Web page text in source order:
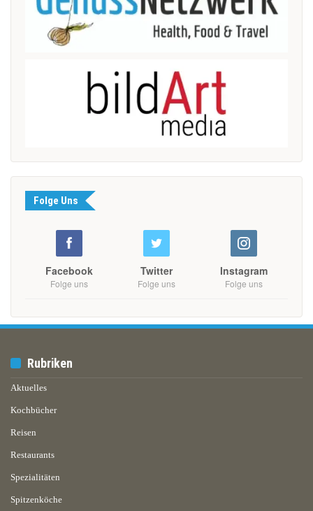
Folge Uns
Facebook
Folge uns
Twitter
Folge uns
Instagram
Folge uns
Rubriken
Aktuelles
Kochbücher
Reisen
Restaurants
Spezialitäten
Spitzenköche